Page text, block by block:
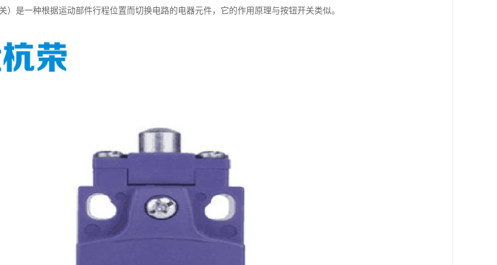
）是一种根据运动部件行程位置而切换电路的电器元件，它的作用原理与按钮开关类似。